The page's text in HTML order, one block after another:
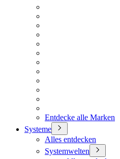
Entdecke alle Marken
Systeme
Alles entdecken
Systemwelten